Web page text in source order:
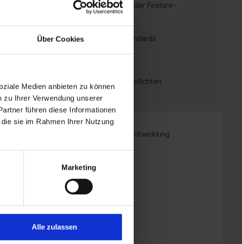
Über Cookies
Medien anbieten zu können
zu Ihrer Verwendung unserer
führen diese Informationen
sie im Rahmen Ihrer Nutzung
Marketing
Alle zulassen
unerwarteten Interface-Änderungen oder Feature-
über Ihre Dokumentationen und Standards
Branchen mit Dokumentationspflichten
und Organisationsentwicklung
und Grundrisse